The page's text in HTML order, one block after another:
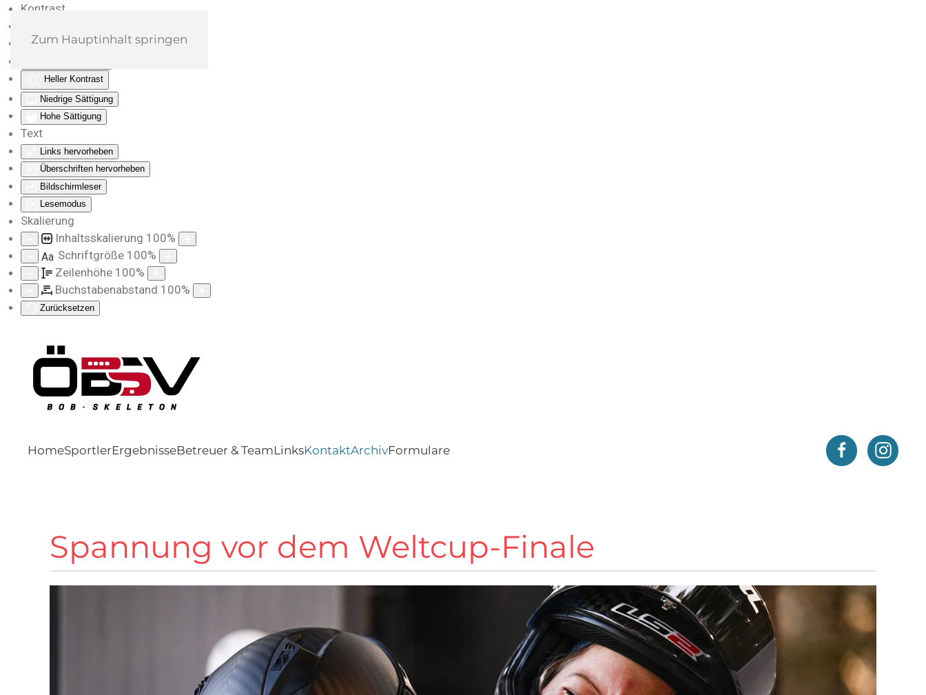
Kontrast
Monochrom
Heller Kontrast
Niedrige Sättigung
Hohe Sättigung
Text
Links hervorheben
Überschriften hervorheben
Bildschirmleser
Lesemodus
Skalierung
Inhaltsskalierung 100%
Aa Schriftgröße 100%
Zeilenhöhe 100%
Buchstabenabstand 100%
Zurücksetzen
Zum Hauptinhalt springen
HomeSportlerErgebnisseBetreuer & TeamLinksKontaktArchivFormulare
Spannung vor dem Weltcup-Finale